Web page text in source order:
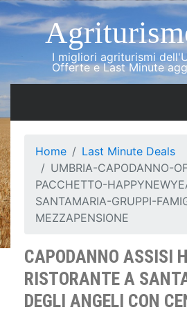
I migliori agriturismi
Offerte e Last Minute
Home
Last Minute Deals
UMBRIA-CAPODANNO-
PACCHETTO-
SANTAMARIA-GRUPPI-
MEZZAPENSIONE
CAPODANNO ASSISI
RISTORANTE A
DEGLI ANGELI CON